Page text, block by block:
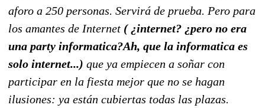
aforo a 250 personas. Servirá de prueba. Pero para
los amantes de Internet ( ¿internet? ¿pero no era
una party informatica?Ah, que la informatica es
solo internet...) que ya empiecen a soñar con
participar en la fiesta mejor que no se hagan
ilusiones: ya están cubiertas todas las plazas.